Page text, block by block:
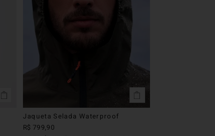
Jaqueta Selada Waterproof
R$ 799,90